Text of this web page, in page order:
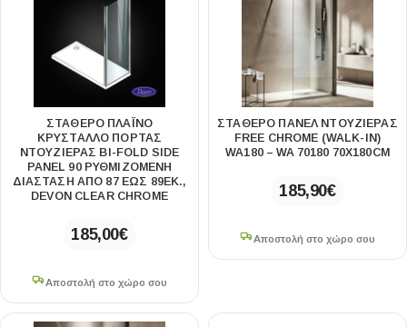
ΣΤΑΘΕΡΌ ΠΛΑΪΝΌ
ΚΡΎΣΤΑΛΛΟ ΠΌΡΤΑΣ
ΝΤΟΥΖΙΈΡΑΣ BI-FOLD SIDE
PANEL 90 ΡΥΘΜΙΖΌΜΕΝΗ
ΔΙΆΣΤΑΣΗ ΑΠΌ 87 ΈΩΣ 89ΕΚ.,
DEVON CLEAR CHROME
185,00€
Αποστολή στο χώρο σου
ΣΤΑΘΕΡΌ ΠΆΝΕΛ ΝΤΟΥΖΙΈΡΑΣ
FREE CHROME (WALK-IN)
WA180 – WA 70180 70Χ180CM
185,90€
Αποστολή στο χώρο σου